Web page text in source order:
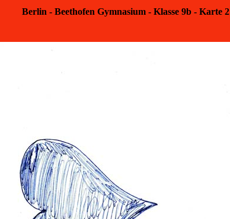
Berlin - Beethofen Gymnasium - Klasse 9b - Karte 2